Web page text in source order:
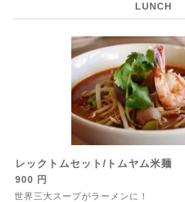
LUNCH
レックトムセット/トムヤム米麺
900 円
世界三大スープがラーメンに！